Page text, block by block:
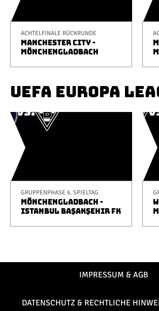
ACHTELFINALE RÜCKRUNDE
MANCHESTER CITY -
MÖNCHENGLADBACH
UEFA EUROPA
GRUPPENPHASE 6. SPIELTAG
MÖNCHENGLADBACH -
ISTANBUL BAŞAKŞEHIR FK
IMPRESSUM & AGB
DATENSCHUTZ & RECHTLICHE